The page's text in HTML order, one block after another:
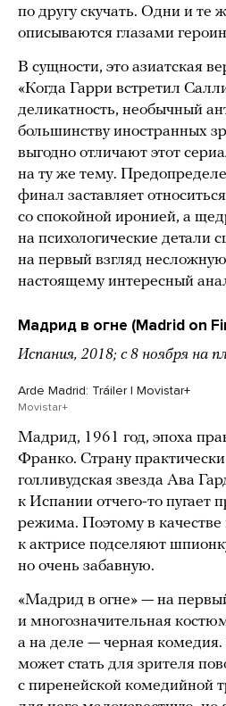
по другу скучать. Одни и те
описываются глазами
В сущности, это азиатская
«Когда Гарри встретил
деликатность, необычный
большинству иностранных
выгодно отличают этот
на ту же тему.
финал заставляет
со спокойной иронией, а
на психологические детали
на первый взгляд
настоящему интересный
Мадрид в огне (Madrid on
Испания, 2018; с 8 ноября на
Arde Madrid: Tráiler | Movistar+
Movistar+
Мадрид, 1961 год, эпоха
Франко. Страну
голливудская звезда Ава
к Испании отчего-то пугает
режима. Поэтому в качестве
к актрисе подселяют
но очень забавную.
«Мадрид в огне» — на
и многозначительная
а на деле — черная
может стать для зрителя
с пиренейской комедийной